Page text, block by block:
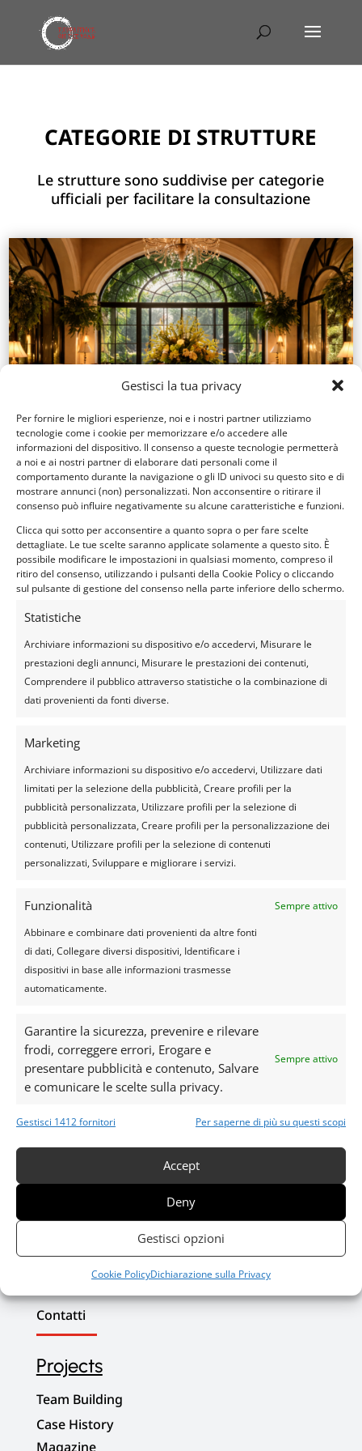
Gestisci la tua privacy
Per fornire le migliori esperienze, noi e i nostri partner utilizziamo
tecnologie come i cookie per memorizzare e/o accedere alle
informazioni del dispositivo. Il consenso a queste tecnologie permetterà
a noi e ai nostri partner di elaborare dati personali come il
comportamento durante la navigazione o gli ID univoci su questo sito e di
mostrare annunci (non) personalizzati. Non acconsentire o ritirare il
consenso può influire negativamente su alcune caratteristiche e funzioni.
Clicca qui sotto per acconsentire a quanto sopra o per fare scelte
dettagliate. Le tue scelte saranno applicate solamente a questo sito. È
possibile modificare le impostazioni in qualsiasi momento, compreso il
ritiro del consenso, utilizzando i pulsanti della Cookie Policy o cliccando
sul pulsante di gestione del consenso nella parte inferiore dello schermo.
Statistiche
Archiviare informazioni su dispositivo e/o accedervi, Misurare le
prestazioni degli annunci, Misurare le prestazioni dei contenuti,
Comprendere il pubblico attraverso statistiche o la combinazione di
dati provenienti da fonti diverse.
Marketing
Archiviare informazioni su dispositivo e/o accedervi, Utilizzare dati
limitati per la selezione della pubblicità, Creare profili per la
pubblicità personalizzata, Utilizzare profili per la selezione di
pubblicità personalizzata, Creare profili per la personalizzazione dei
contenuti, Utilizzare profili per la selezione di contenuti
personalizzati, Sviluppare e migliorare i servizi.
Funzionalità
Sempre attivo
Abbinare e combinare dati provenienti da altre fonti
di dati, Collegare diversi dispositivi, Identificare i
dispositivi in base alle informazioni trasmesse
automaticamente.
Garantire la sicurezza, prevenire e rilevare
frodi, correggere errori, Erogare e
presentare pubblicità e contenuto, Salvare
e comunicare le scelte sulla privacy.
Sempre attivo
Gestisci 1412 fornitori Per saperne di più su questi scopi
Accept
Deny
Gestisci opzioni
Cookie PolicyDichiarazione sulla Privacy
CATEGORIE DI STRUTTURE
Le strutture sono suddivise per categorie
ufficiali per facilitare la consultazione
HOTEL 5* STELLE
HOTEL 4* STELLE
HOTEL 3* STELLE
Seguiteci
Quick Links
Home
Contatti
Projects
Team Building
Case History
Magazine